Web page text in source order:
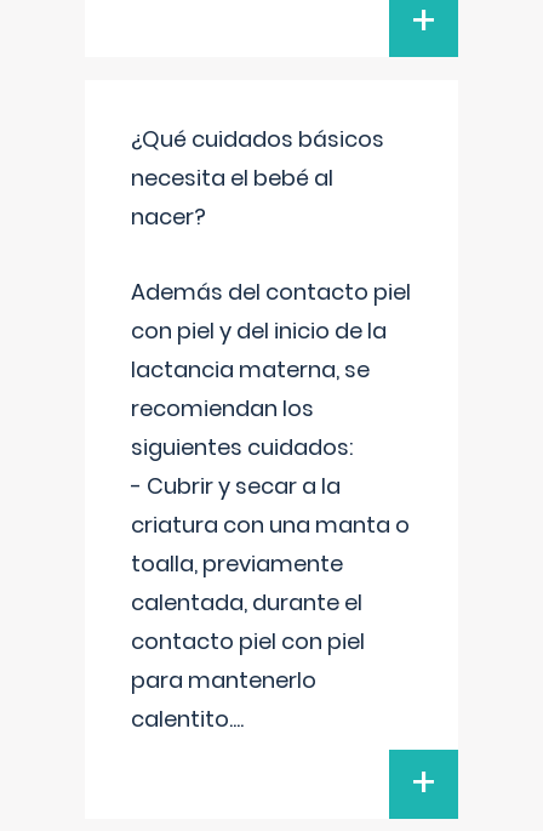
+
¿Qué cuidados básicos
necesita el bebé al
nacer?
Además del contacto piel
con piel y del inicio de la
lactancia materna, se
recomiendan los
siguientes cuidados:
- Cubrir y secar a la
criatura con una manta o
toalla, previamente
calentada, durante el
contacto piel con piel
para mantenerlo
calentito....
+